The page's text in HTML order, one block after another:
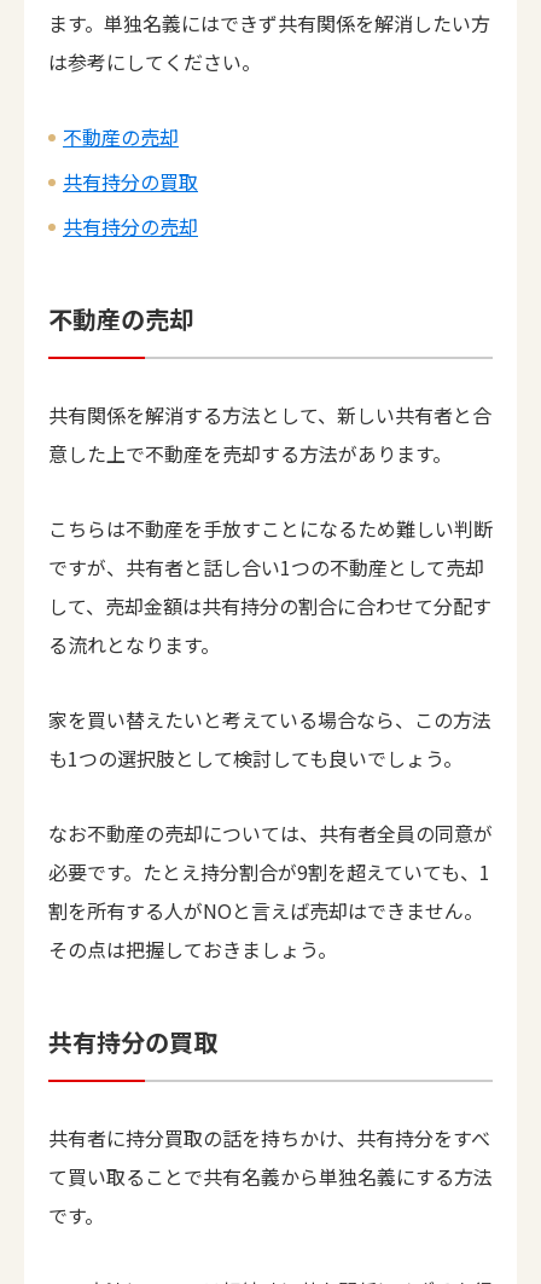
ます。単独名義にはできず共有関係を解消したい方
は参考にしてください。
不動産の売却
共有持分の買取
共有持分の売却
不動産の売却
共有関係を解消する方法として、新しい共有者と合
意した上で不動産を売却する方法があります。
こちらは不動産を手放すことになるため難しい判断
ですが、共有者と話し合い1つの不動産として売却
して、売却金額は共有持分の割合に合わせて分配す
る流れとなります。
家を買い替えたいと考えている場合なら、この方法
も1つの選択肢として検討しても良いでしょう。
なお不動産の売却については、共有者全員の同意が
必要です。たとえ持分割合が9割を超えていても、1
割を所有する人がNOと言えば売却はできません。
その点は把握しておきましょう。
共有持分の買取
共有者に持分買取の話を持ちかけ、共有持分をすべ
て買い取ることで共有名義から単独名義にする方法
です。